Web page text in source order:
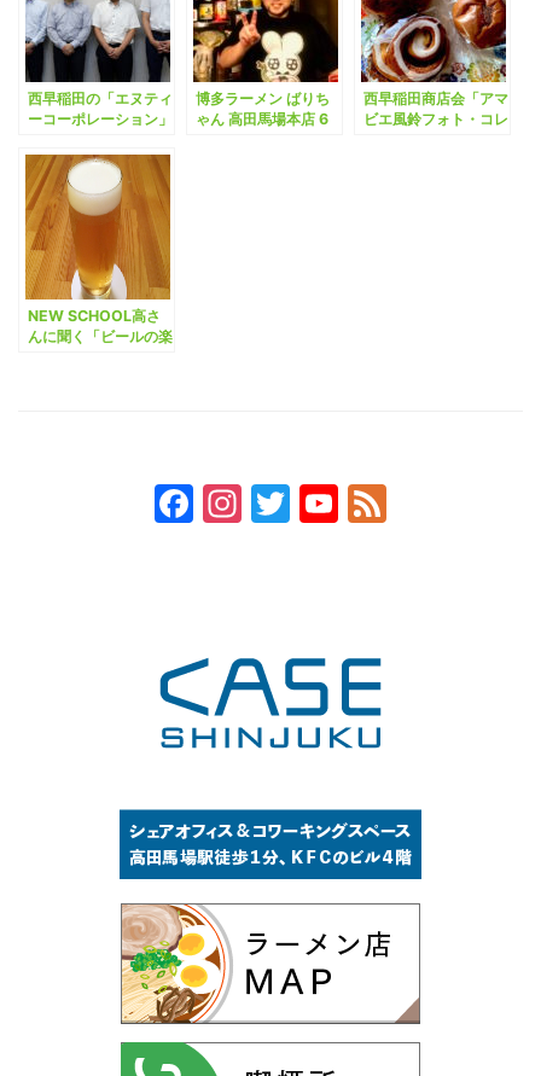
西早稲田の「エヌティ
ーコーポレーション」
れを聞いてきました。
博多ラーメン ばりち
ゃん 高田馬場本店 6
西早稲田商店会「アマ
ビエ風鈴フォト・コレ
NEW SCHOOL高さ
んに聞く「ビールの楽
Facebook
Instagram
TwitterYouTube